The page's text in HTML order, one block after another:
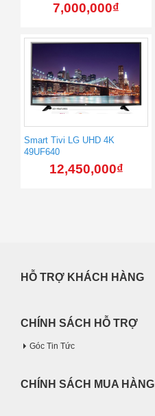
7,000,000₫
Smart Tivi LG UHD 4K
49UF640
12,450,000₫
HỖ TRỢ KHÁCH HÀNG
CHÍNH SÁCH HỖ TRỢ
Góc Tin Tức
CHÍNH SÁCH MUA HÀNG